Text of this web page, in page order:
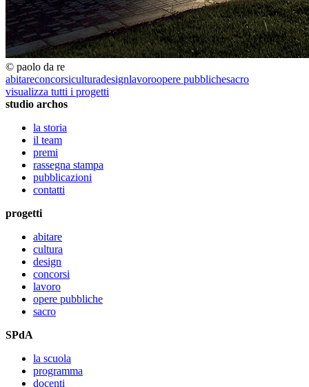
© paolo da re
abitareconcorsiculturadesignlavoroopere pubblichesacro
visualizza tutti i progetti
studio archos
la storia
il team
premi
rassegna stampa
pubblicazioni
contatti
progetti
abitare
cultura
design
concorsi
lavoro
opere pubbliche
sacro
SPdA
la scuola
programma
docenti